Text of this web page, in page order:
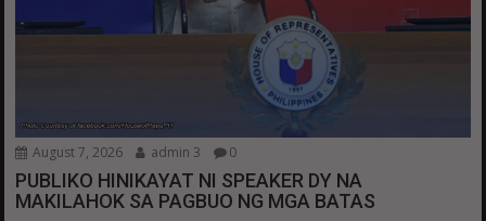
August 7, 2026 admin 3 0
PUBLIKO HINIKAYAT NI SPEAKER DY NA
MAKILAHOK SA PAGBUO NG MGA BATAS